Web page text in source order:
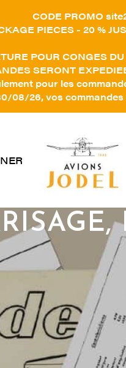
CODE PROMO
PIECES - 20 %
POUR CONGES
SERONT
pour les
08/26, vos